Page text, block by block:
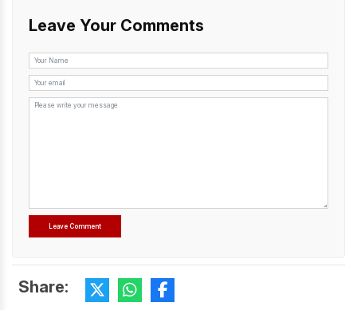
Leave Your Comments
Share: